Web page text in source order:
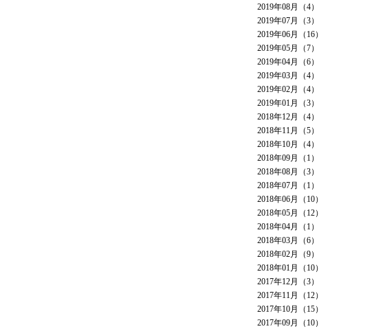
2019年08月（4）
2019年07月（3）
2019年06月（16）
2019年05月（7）
2019年04月（6）
2019年03月（4）
2019年02月（4）
2019年01月（3）
2018年12月（4）
2018年11月（5）
2018年10月（4）
2018年09月（1）
2018年08月（3）
2018年07月（1）
2018年06月（10）
2018年05月（12）
2018年04月（1）
2018年03月（6）
2018年02月（9）
2018年01月（10）
2017年12月（3）
2017年11月（12）
2017年10月（15）
2017年09月（10）